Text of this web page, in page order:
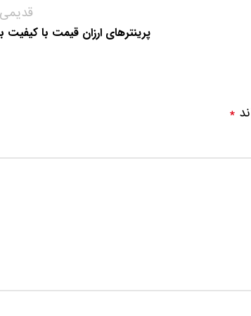
پرینترهای ارزان قیمت با کیفیت
*